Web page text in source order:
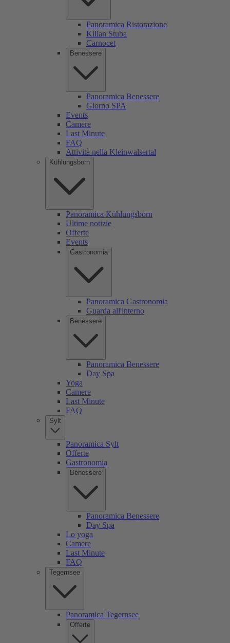
Panoramica Ristorazione
Kilian Stuba
Carnocet
Benessere
Panoramica Benessere
Giorno SPA
Events
Camere
Last Minute
FAQ
Attività nella Kleinwalsertal
Kühlungsborn
Panoramica Kühlungsborn
Ultime notizie
Offerte
Events
Gastronomia
Panoramica Gastronomia
Guarda all'interno
Benessere
Panoramica Benessere
Day Spa
Yoga
Camere
Last Minute
FAQ
Sylt
Panoramica Sylt
Offerte
Gastronomia
Benessere
Panoramica Benessere
Day Spa
Lo yoga
Camere
Last Minute
FAQ
Tegernsee
Panoramica Tegernsee
Offerte